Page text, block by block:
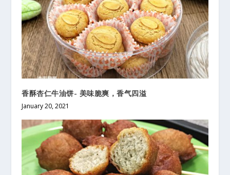
香酥杏仁牛油饼- 美味脆爽，香气四溢
January 20, 2021